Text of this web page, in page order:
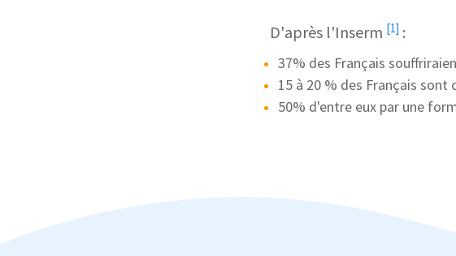
D'après l'Inserm [1] :
37% des Français
15 à 20 % des Français sont
50% d'entre eux par une